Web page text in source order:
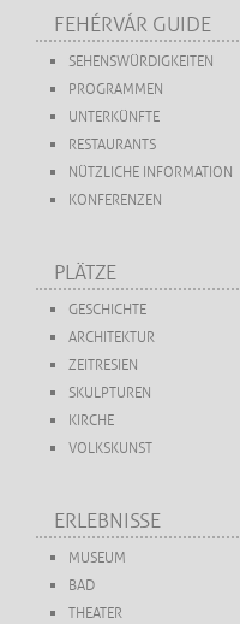
FEHÉRVÁR GUIDE
SEHENSWÜRDIGKEITEN
PROGRAMMEN
UNTERKÜNFTE
RESTAURANTS
NÜTZLICHE INFORMATION
KONFERENZEN
PLÄTZE
GESCHICHTE
ARCHITEKTUR
ZEITRESIEN
SKULPTUREN
KIRCHE
VOLKSKUNST
ERLEBNISSE
MUSEUM
BAD
THEATER